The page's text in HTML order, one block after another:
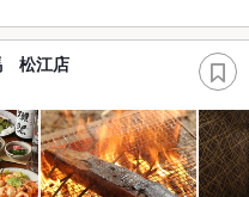
松江店